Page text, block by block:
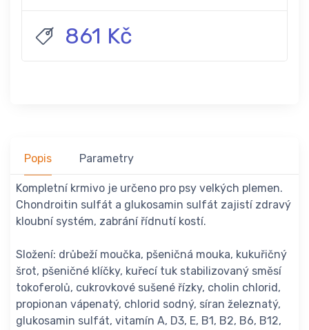
861 Kč
Popis Parametry
Kompletní krmivo je určeno pro psy velkých plemen.
Chondroitin sulfát a glukosamin sulfát zajistí zdravý
kloubní systém, zabrání řídnutí kostí.
Složení: drůbeží moučka, pšeničná mouka, kukuřičný
šrot, pšeničné klíčky, kuřecí tuk stabilizovaný směsí
tokoferolů, cukrovkové sušené řízky, cholin chlorid,
propionan vápenatý, chlorid sodný, síran železnatý,
glukosamin sulfát, vitamín A, D3, E, B1, B2, B6, B12,